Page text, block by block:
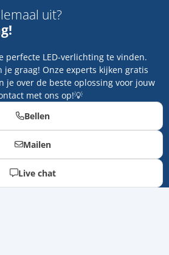
uit?
perfecte LED-verlichting te vinden.
je graag! Onze experts kijken gratis
je over de beste oplossing voor jouw
met ons op!💡
Bellen
Mailen
Live chat